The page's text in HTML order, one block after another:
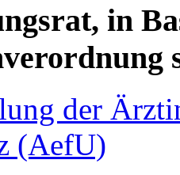
in
der
(AefU)